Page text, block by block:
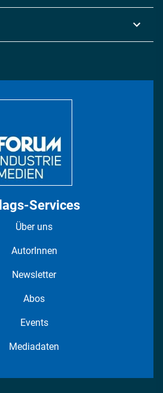
Services
Über uns
AutorInnen
Newsletter
Abos
Events
Mediadaten